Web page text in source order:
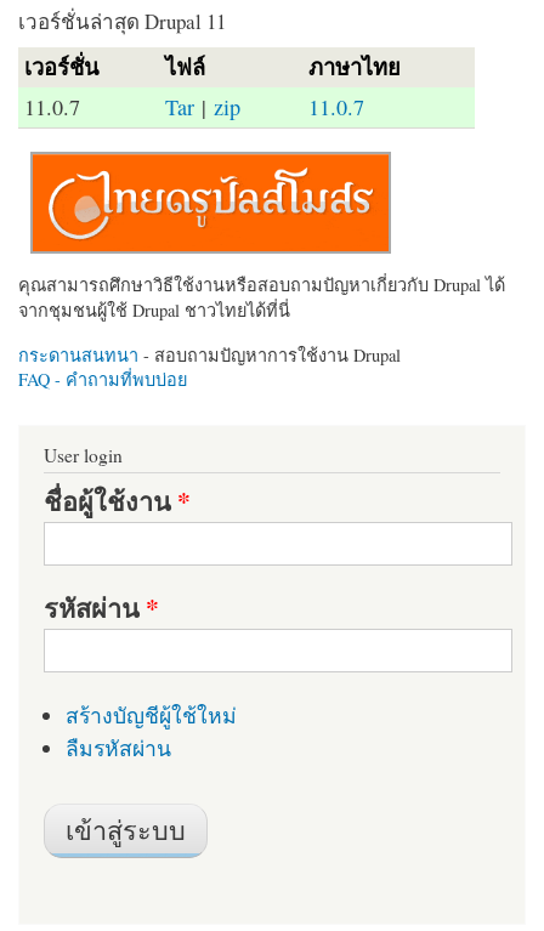
เวอร์ชั่นล่าสุด Drupal 11
เวอร์ชั่น ไฟล์ ภาษาไทย
11.0.7 Tar | zip 11.0.7
คุณสามารถศึกษาวิธีใช้งานหรือสอบถามปัญหาเกี่ยวกับ Drupal ได้
จากชุมชนผู้ใช้ Drupal ชาวไทยได้ที่นี่
กระดานสนทนา - สอบถามปัญหาการใช้งาน Drupal
FAQ - คำถามที่พบบ่อย
User login
ชื่อผู้ใช้งาน*
รหัสผ่าน*
สร้างบัญชีผู้ใช้ใหม่
ลืมรหัสผ่าน